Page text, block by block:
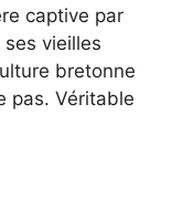
captive par
ses vieilles
bretonne
pas. Véritable